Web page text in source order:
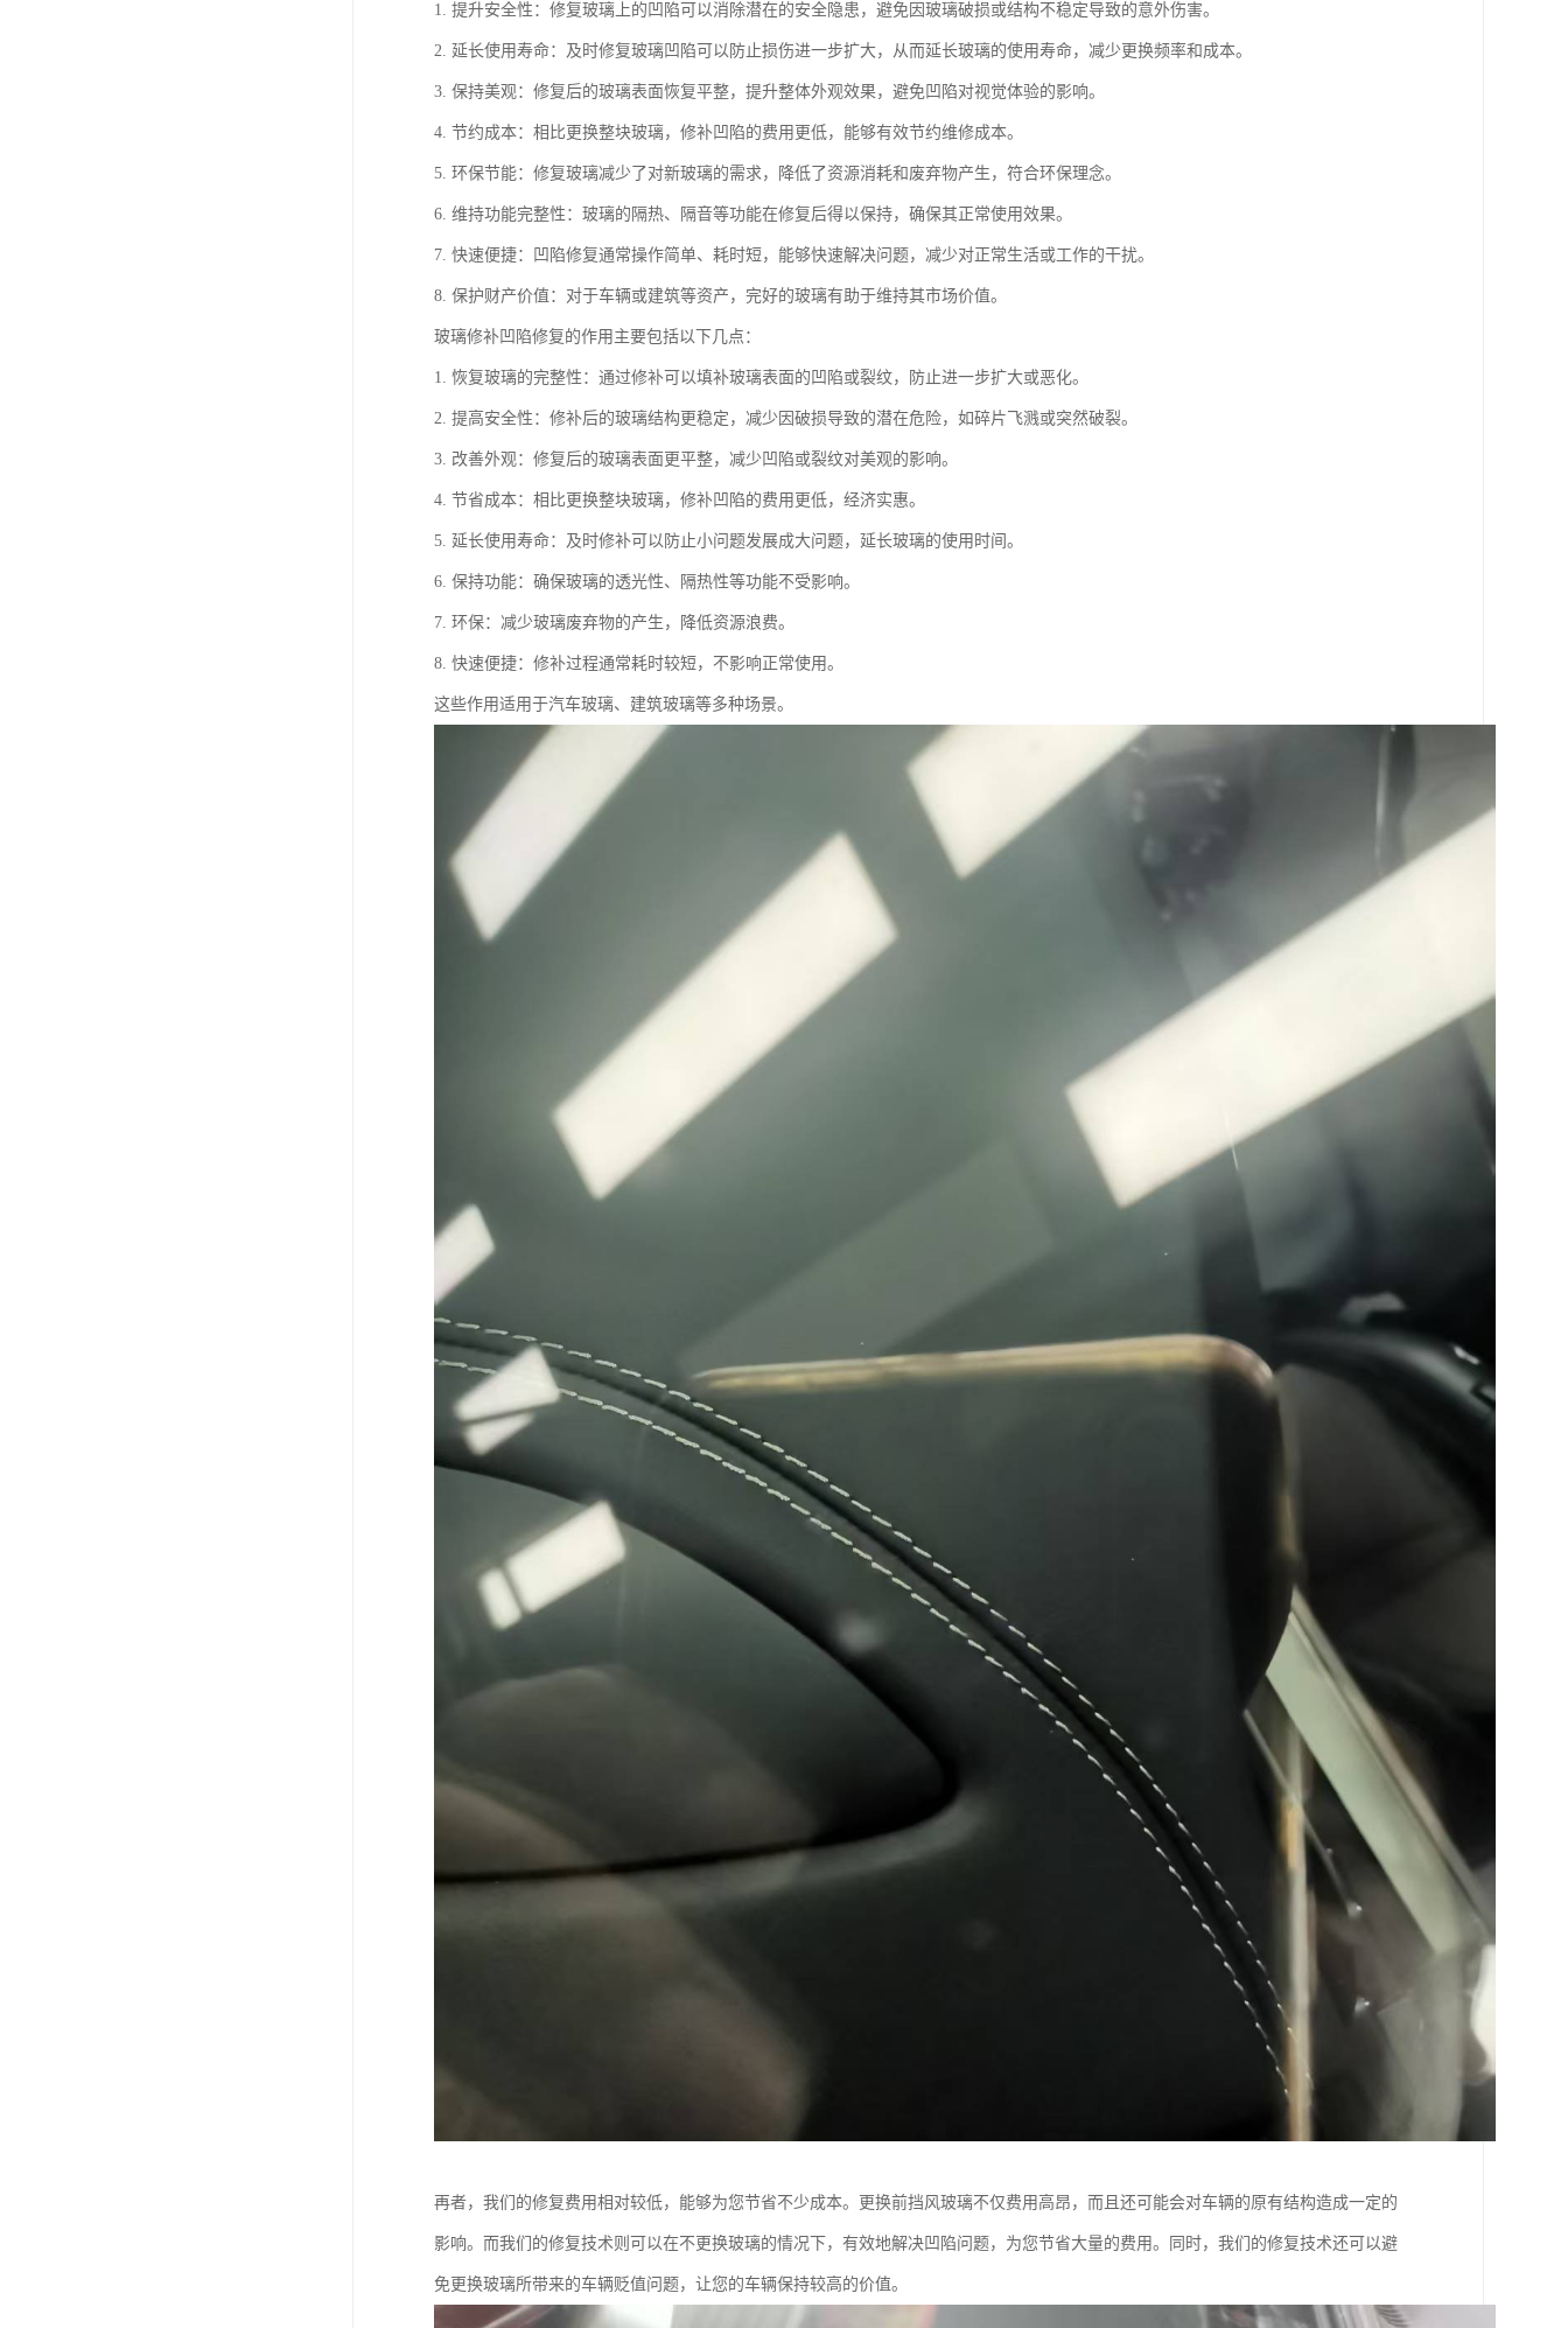
1. 提升安全性：修复玻璃上的凹陷可以消除潜在的安全隐患，避免因玻璃破损或结构不稳定导致的意外伤害。
2. 延长使用寿命：及时修复玻璃凹陷可以防止损伤进一步扩大，从而延长玻璃的使用寿命，减少更换频率和成本。
3. 保持美观：修复后的玻璃表面恢复平整，提升整体外观效果，避免凹陷对视觉体验的影响。
4. 节约成本：相比更换整块玻璃，修补凹陷的费用更低，能够有效节约维修成本。
5. 环保节能：修复玻璃减少了对新玻璃的需求，降低了资源消耗和废弃物产生，符合环保理念。
6. 维持功能完整性：玻璃的隔热、隔音等功能在修复后得以保持，确保其正常使用效果。
7. 快速便捷：凹陷修复通常操作简单、耗时短，能够快速解决问题，减少对正常生活或工作的干扰。
8. 保护财产价值：对于车辆或建筑等资产，完好的玻璃有助于维持其市场价值。
玻璃修补凹陷修复的作用主要包括以下几点：
1. 恢复玻璃的完整性：通过修补可以填补玻璃表面的凹陷或裂纹，防止进一步扩大或恶化。
2. 提高安全性：修补后的玻璃结构更稳定，减少因破损导致的潜在危险，如碎片飞溅或突然破裂。
3. 改善外观：修复后的玻璃表面更平整，减少凹陷或裂纹对美观的影响。
4. 节省成本：相比更换整块玻璃，修补凹陷的费用更低，经济实惠。
5. 延长使用寿命：及时修补可以防止小问题发展成大问题，延长玻璃的使用时间。
6. 保持功能：确保玻璃的透光性、隔热性等功能不受影响。
7. 环保：减少玻璃废弃物的产生，降低资源浪费。
8. 快速便捷：修补过程通常耗时较短，不影响正常使用。
这些作用适用于汽车玻璃、建筑玻璃等多种场景。
再者，我们的修复费用相对较低，能够为您节省不少成本。更换前挡风玻璃不仅费用高昂，而且还可能会对车辆的原有结构造成一定的
影响。而我们的修复技术则可以在不更换玻璃的情况下，有效地解决凹陷问题，为您节省大量的费用。同时，我们的修复技术还可以避
免更换玻璃所带来的车辆贬值问题，让您的车辆保持较高的价值。